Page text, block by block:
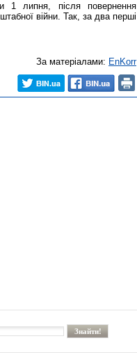
1 липня, після повернення
війни. Так, за два перші
За матеріалами: EnKorr